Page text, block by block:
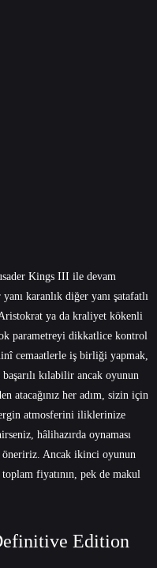
Kings III ile devam
karanlık diğer yanı şatafatlı
ya da kraliyet kökenli
parametreyi dikkatlice kontrol
cemaatlerle iş birliği yapmak,
kılabilir ancak oyunun
atacağınız her adım, sizin için
atmosferini iliklerinize
hâlihazırda oynaması
öneririz. Ancak ikinci oyunun
fiyatının, pek de makul
Edition